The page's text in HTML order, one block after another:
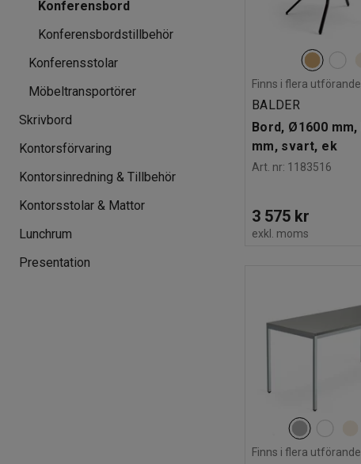
Finns i flera
BALDER
Bord, Ø1600 mm,
mm, svart, ek
Art. nr: 1183516
3 575 kr
exkl. moms
Finns i flera
Konferensbord
Konferensbordstillbehör
Konferensstolar
Möbeltransportörer
Skrivbord
Kontorsförvaring
Kontorsinredning & Tillbehör
Kontorsstolar & Mattor
Lunchrum
Presentation